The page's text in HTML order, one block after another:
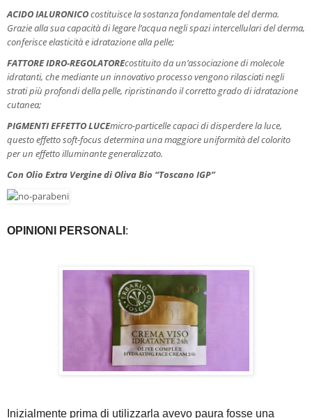
ACIDO IALURONICOcostituisce la sostanza fondamentale del derma.
Grazie alla sua capacità di legare l’acqua negli spazi intercellulari del derma,
conferisce elasticità e idratazione alla pelle;
FATTORE IDRO-REGOLATOREcostituito da un’associazione di molecole
idratanti, che mediante un innovativo processo vengono rilasciati negli
strati più profondi della pelle, ripristinando il corretto grado di idratazione
cutanea;
PIGMENTI EFFETTO LUCEmicro-particelle capaci di disperdere la luce,
questo effetto soft-focus determina una maggiore uniformità del colorito
per un effetto illuminante generalizzato.
Con Olio Extra Vergine di Oliva Bio “Toscano IGP”
OPINIONI PERSONALI :
Inizialmente prima di utilizzarla avevo paura fosse una